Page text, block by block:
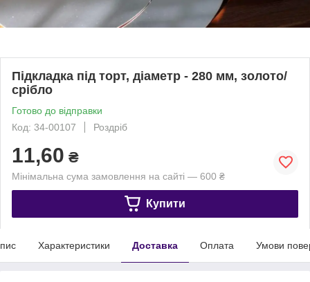
Підкладка під торт, діаметр - 280 мм, золото/
срібло
Готово до відправки
Код: 34-00107
Роздріб
11,60 ₴
Мінімальна сума замовлення на сайті — 600 ₴
Купити
Характеристики Доставка Оплата Умови